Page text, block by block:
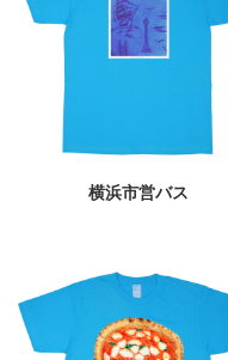
横浜市営バス